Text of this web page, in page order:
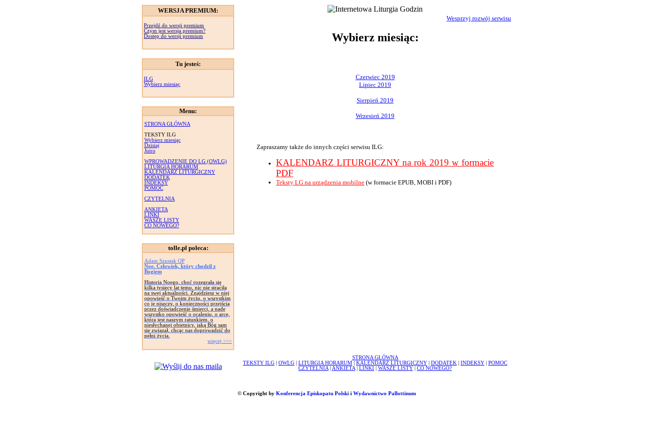
WERSJA PREMIUM:
Przejdź do wersji premium
Czym jest wersja premium?
Dostęp do wersji premium
Tu jesteś:
ILG
Wybierz miesiąc
Menu:
STRONA GŁÓWNA
TEKSTY ILG
Wybierz miesiąc
Dzisiaj
Jutro
WPROWADZENIE DO LG (OWLG)
LITURGIA HORARUM
KALENDARZ LITURGICZNY
DODATEK
INDEKSY
POMOC
CZYTELNIA
ANKIETA
LINKI
WASZE LISTY
CO NOWEGO?
tolle.pl poleca:
Adam Szustak OP
Noe. Człowiek, który chodził z
Bogiem
Historia Noego, choć rozegrała się
kilka tysięcy lat temu, nic nie straciła
na swej aktualności. Znajdziesz w niej
opowieść o Twoim życiu, o wszystkim
co je niszczy, o konieczności przejścia
przez doświadczenie śmierci, a nade
wszystko opowieść o ocaleniu, o arce,
która jest naszym ratunkiem, o
niesłychanej obietnicy, jaką Bóg sam
się związał, chcąc nas doprowadzić do
pełni życia.
więcej >>>
Wesprzyj rozwój serwisu
Wybierz miesiąc:
Czerwiec 2019
Lipiec 2019
Sierpień 2019
Wrzesień 2019
Zapraszamy także do innych części serwisu ILG:
KALENDARZ LITURGICZNY na rok 2019 w formacie
PDF
Teksty LG na urządzenia mobilne (w formacie EPUB, MOBI i PDF)
STRONA GŁÓWNA
TEKSTY ILG
OWLG LITURGIA HORARUM KALENDARZ LITURGICZNY DODATEK INDEKSY
POMOC
CZYTELNIA
ANKIETA LINKI WASZE LISTY CO NOWEGO?
© Copyright by Konferencja Episkopatu Polskii Wydawnictwo Pallottinum